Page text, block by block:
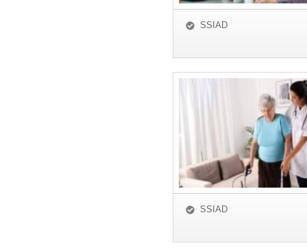
SSIAD
SSIAD